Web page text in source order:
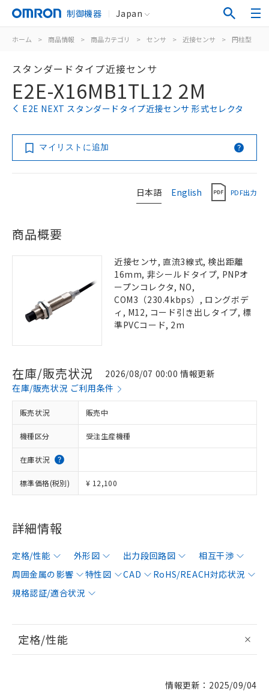
制御機器 Japan
ホーム > 商品情報 > 商品カテゴリ > センサ > 近接センサ > 円柱型
スタンダードタイプ近接センサ
E2E-X16MB1TL12 2M
E2E NEXT スタンダードタイプ近接センサ 形式セレクタ
マイリストに追加
日本語 English PDF出力
商品概要
近接センサ, 直流3線式, 検出距離
16mm, 非シールドタイプ, PNPオ
ープンコレクタ, NO,
COM3（230.4kbps）, ロングボデ
ィ, M12, コード引き出しタイプ, 標
準PVCコード, 2m
在庫/販売状況
2026/08/07 00:00 情報更新
在庫/販売状況 ご利用条件
販売状況 販売中
機種区分 受注生産機種
在庫状況
標準価格(税別) ¥ 12,100
詳細情報
定格/性能 外形図 出力段回路図
相互干渉
周囲金属の影響
特性図 CAD
RoHS/REACH対応状況
規格認証/適合状況
定格/性能
情報更新：2025/09/04